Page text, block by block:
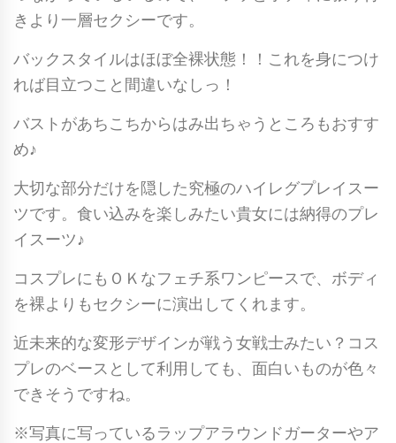
きより一層セクシーです。
バックスタイルはほぼ全裸状態！！これを身につけ
れば目立つこと間違いなしっ！
バストがあちこちからはみ出ちゃうところもおすす
め♪
大切な部分だけを隠した究極のハイレグプレイスー
ツです。食い込みを楽しみたい貴女には納得のプレ
イスーツ♪
コスプレにもＯＫなフェチ系ワンピースで、ボディ
を裸よりもセクシーに演出してくれます。
近未来的な変形デザインが戦う女戦士みたい？コス
プレのベースとして利用しても、面白いものが色々
できそうですね。
※写真に写っているラップアラウンドガーターやア